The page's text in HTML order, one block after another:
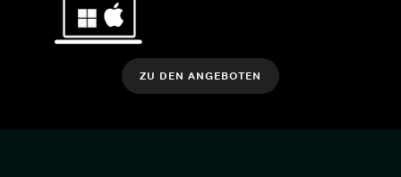
ZU DEN ANGEBOTEN